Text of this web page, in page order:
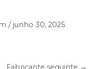
/ junho 30, 2025
Fabricante seguinte →